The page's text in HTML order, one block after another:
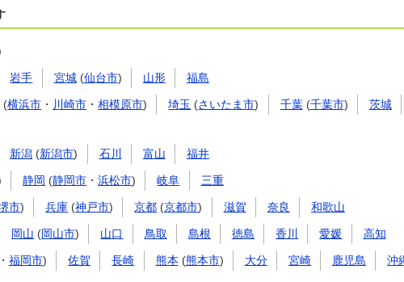
岩手 宮城(仙台市) 山形 福島
(横浜市 ・ 川崎市 ・相模原市) 埼玉 (さいたま市) 千葉(千葉市) 茨城
新潟 (新潟市) 石川 富山 福井
静岡 (静岡市 ・浜松市) 岐阜 三重
市) 兵庫 (神戸市) 京都 (京都市) 滋賀 奈良 和歌山
岡山 (岡山市) 山口 鳥取 島根 徳島 香川 愛媛 高知
・ 福岡市) 佐賀 長崎 熊本 (熊本市) 大分 宮崎 鹿児島 沖